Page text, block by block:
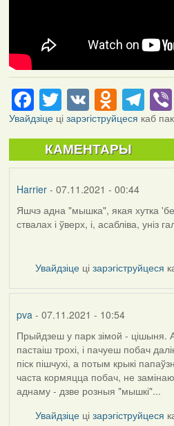
Facebook
Twitter
VK
Увайдзіцеці зарэгіструйцеся каб
КАМЕНТАРЫ
Harrier- 07.11.2021 - 00:44
Яшчэ адна "мышка", якая хутка
ствалах і ўверх, і, асабліва, уніз
Увайдзіце цізарэгіструйцеся
pva - 07.11.2021 - 10:54
Прыйдзеш у парк зімой - цішыня.
пастаіш трохі, і пачуеш побач
піск пішчухі, а потым крыкі
часта кормяцца побач, не
аднаму - дзве розныя "мышкі"...
Увайдзіце цізарэгіструйцеся